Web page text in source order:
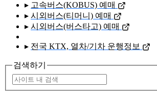
▸ 고속버스(KOBUS) 예매
▸ 시외버스(티머니) 예매
▸ 시외버스(버스타고) 예매
▸ 전국 KTX, 열차/기차 운행정보
검색하기